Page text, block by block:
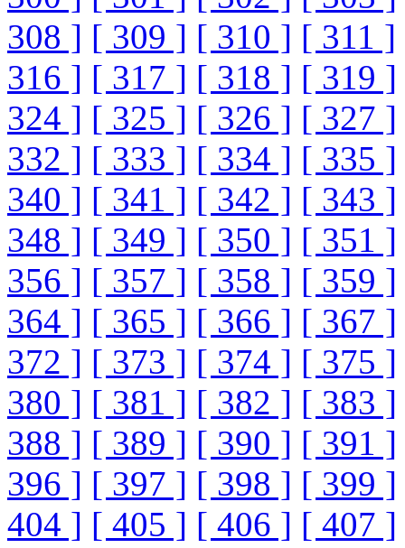
308 ] [ 309 ] [ 310 ] [ 311 ]
316 ] [ 317 ] [ 318 ] [ 319 ]
324 ] [ 325 ] [ 326 ] [ 327 ]
332 ] [ 333 ] [ 334 ] [ 335 ]
340 ] [ 341 ] [ 342 ] [ 343 ]
348 ] [ 349 ] [ 350 ] [ 351 ]
356 ] [ 357 ] [ 358 ] [ 359 ]
364 ] [ 365 ] [ 366 ] [ 367 ]
372 ] [ 373 ] [ 374 ] [ 375 ]
380 ] [ 381 ] [ 382 ] [ 383 ]
388 ] [ 389 ] [ 390 ] [ 391 ]
396 ] [ 397 ] [ 398 ] [ 399 ]
404 ] [ 405 ] [ 406 ] [ 407 ]